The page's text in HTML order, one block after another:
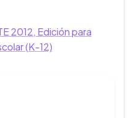
2012, Edición para
(K-12)